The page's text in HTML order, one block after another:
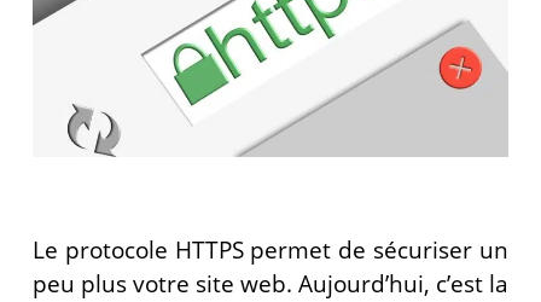
Le protocole HTTPS permet de sécuriser un
peu plus votre site web. Aujourd’hui, c’est la